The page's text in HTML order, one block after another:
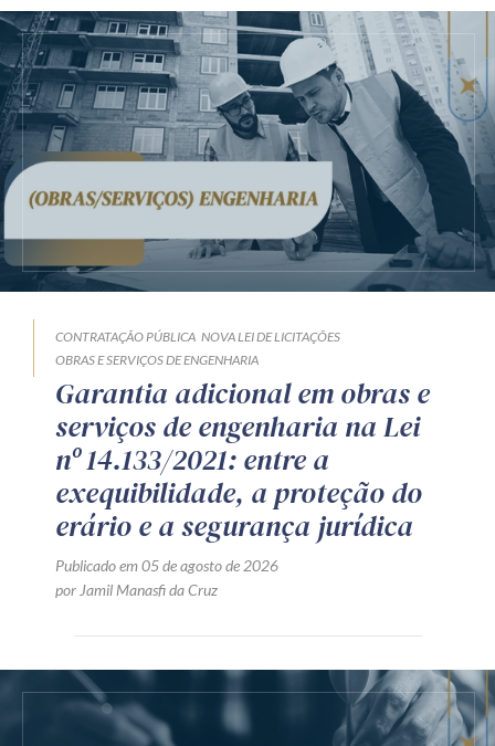
CONTRATAÇÃO PÚBLICA NOVA LEI DE LICITAÇÕES
OBRAS E SERVIÇOS DE ENGENHARIA
Garantia adicional em obras e
serviços de engenharia na Lei
nº 14.133/2021: entre a
exequibilidade, a proteção do
erário e a segurança jurídica
Publicado em 05 de agosto de 2026
por Jamil Manasfi da Cruz